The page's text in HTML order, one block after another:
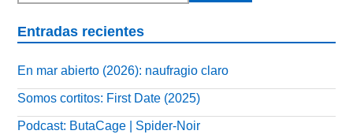
Entradas recientes
En mar abierto (2026): naufragio claro
Somos cortitos: First Date (2025)
Podcast: ButaCage | Spider-Noir